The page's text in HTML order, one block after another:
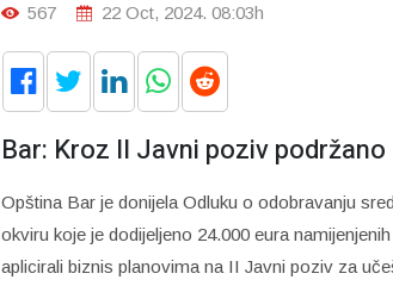
567 22 Oct, 2024. 08:03h
Bar: Kroz II Javni poziv
Opština Bar je donijela Odluku o odobravanju
okviru koje je dodijeljeno 24.000 eura
aplicirali biznis planovima na II Javni poziv za